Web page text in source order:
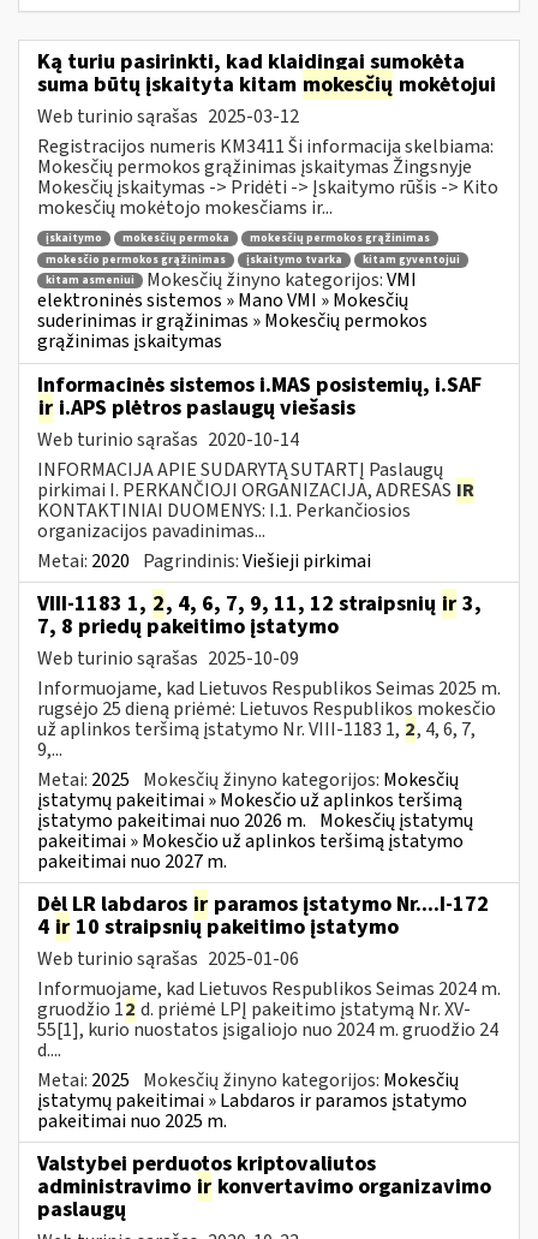
Ką turiu pasirinkti, kad klaidingai sumokėta
suma būtų įskaityta kitam mokesčių mokėtojui
Web turinio sąrašas 2025-03-12
Registracijos numeris KM3411 Ši informacija skelbiama:
Mokesčių permokos grąžinimas įskaitymas Žingsnyje
Mokesčių įskaitymas -> Pridėti -> Įskaitymo rūšis -> Kito
mokesčių mokėtojo mokesčiams ir...
įskaitymo mokesčių permoka
mokesčių permokos grąžinimas
mokesčio permokos grąžinimas
įskaitymo tvarka
kitam gyventojui
kitam asmeniui
Mokesčių žinyno kategorijos:VMI
elektroninės sistemos » Mano VMI » Mokesčių
suderinimas ir grąžinimas » Mokesčių permokos
grąžinimas įskaitymas
Informacinės sistemos i.MAS posistemių, i.SAF
ir i.APS plėtros paslaugų viešasis
Web turinio sąrašas 2020-10-14
INFORMACIJA APIE SUDARYTĄ SUTARTĮ Paslaugų
pirkimai I. PERKANČIOJI ORGANIZACIJA, ADRESAS IR
KONTAKTINIAI DUOMENYS: I.1. Perkančiosios
organizacijos pavadinimas...
Metai: 2020 Pagrindinis:Viešieji pirkimai
VIII-1183 1, 2, 4, 6, 7, 9, 11, 12 straipsnių ir 3,
7, 8 priedų pakeitimo įstatymo
Web turinio sąrašas 2025-10-09
Informuojame, kad Lietuvos Respublikos Seimas 2025 m.
rugsėjo 25 dieną priėmė: Lietuvos Respublikos mokesčio
už aplinkos teršimą įstatymo Nr. VIII-1183 1, 2, 4, 6, 7,
9,...
Metai: 2025 Mokesčių žinyno kategorijos: Mokesčių
įstatymų pakeitimai » Mokesčio už aplinkos teršimą
įstatymo pakeitimai nuo 2026 m. Mokesčių įstatymų
pakeitimai » Mokesčio už aplinkos teršimą įstatymo
pakeitimai nuo 2027 m.
Dėl LR labdaros ir paramos įstatymo Nr....I-172
4 ir 10 straipsnių pakeitimo įstatymo
Web turinio sąrašas 2025-01-06
Informuojame, kad Lietuvos Respublikos Seimas 2024 m.
gruodžio 12 d. priėmė LPĮ pakeitimo įstatymą Nr. XV-
55[1], kurio nuostatos įsigaliojo nuo 2024 m. gruodžio 24
d....
Metai: 2025 Mokesčių žinyno kategorijos: Mokesčių
įstatymų pakeitimai » Labdaros ir paramos įstatymo
pakeitimai nuo 2025 m.
Valstybei perduotos kriptovaliutos
administravimo ir konvertavimo organizavimo
paslaugų